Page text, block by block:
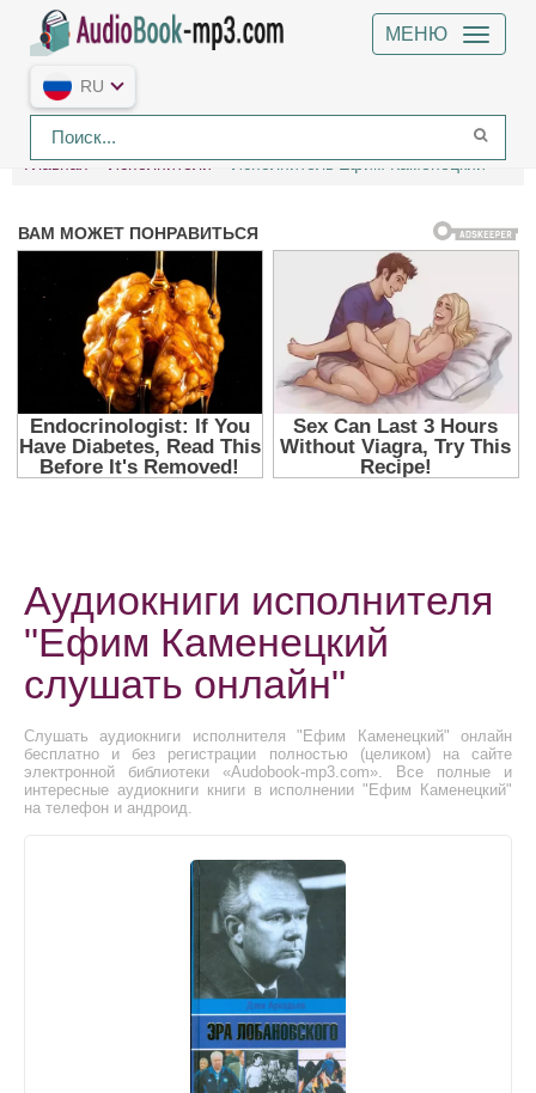
МЕНЮ
RU
Главная Исполнители Исполнитель Ефим Каменецкий
Аудиокниги исполнителя
"Ефим Каменецкий
слушать онлайн"
Слушать аудиокниги исполнителя "Ефим Каменецкий" онлайн
бесплатно и без регистрации полностью (целиком) на сайте
электронной библиотеки «Audobook-mp3.com». Все полные и
интересные аудиокниги книги в исполнении "Ефим Каменецкий"
на телефон и андроид.